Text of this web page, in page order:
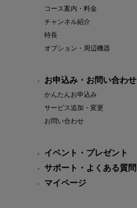
コース案内・料金
チャンネル紹介
特長
オプション・周辺機器
お申込み・お問い合わせ
かんたんお申込み
サービス追加・変更
お問い合わせ
イベント・プレゼント
サポート・よくある質問
マイページ